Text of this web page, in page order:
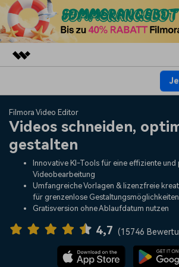
Dienstprogramme
Business
Überblick
Lösungen
Über uns
Presseraum
Support
Produkte
Plattformen
Funktionen
Assets
KI
Video/Foto
Audio
Lösungen
Soziale Medien
Marketing & Business
Lifestyle & Spaß
Ressourcen
Video-Prompts
Über 100 heiße Video-
Hilfe-Center
Filmora Video Editor
Videos schneiden,
gestalten
Innovative KI-Tools für eine effiziente
Videobearbeitung
Umfangreiche Vorlagen & lizenzfreie
für grenzenlose Gestaltungsmöglichkeiten
Gratisversion ohne Ablaufdatum nutzen
4,7 (15746